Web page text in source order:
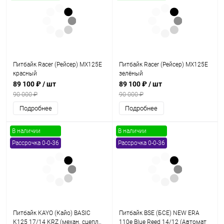
Питбайк Racer (Рейсер) MX125E
красный
89 100 ₽/ шт
90 000 ₽
Подробнее
Питбайк Racer (Рейсер) MX125E
зелёный
89 100 ₽/ шт
90 000 ₽
Подробнее
В наличии
Рассрочка 0-0-36
Питбайк KAYO (Кайо) BASIC
K125 17/14 KRZ (механ. сцепл.,
В наличии
Рассрочка 0-0-36
Питбайк BSE (БСЕ) NEW ERA
110e Blue Reed 14/12 (Автомат